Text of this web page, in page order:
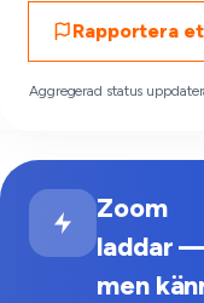
Rapportera
Aggregerad status
Zoom
laddar
men